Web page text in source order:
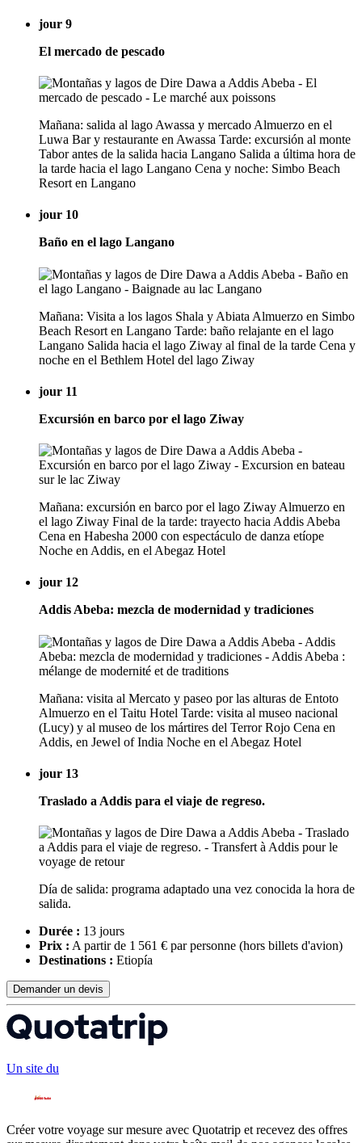
jour 9
El mercado de pescado
Mañana: salida al lago Awassa y mercado Almuerzo en el
Luwa Bar y restaurante en Awassa Tarde: excursión al monte
Tabor antes de la salida hacia Langano Salida a última hora de
la tarde hacia el lago Langano Cena y noche: Simbo Beach
Resort en Langano
jour 10
Baño en el lago Langano
Mañana: Visita a los lagos Shala y Abiata Almuerzo en Simbo
Beach Resort en Langano Tarde: baño relajante en el lago
Langano Salida hacia el lago Ziway al final de la tarde Cena y
noche en el Bethlem Hotel del lago Ziway
jour 11
Excursión en barco por el lago Ziway
Mañana: excursión en barco por el lago Ziway Almuerzo en
el lago Ziway Final de la tarde: trayecto hacia Addis Abeba
Cena en Habesha 2000 con espectáculo de danza etíope
Noche en Addis, en el Abegaz Hotel
jour 12
Addis Abeba: mezcla de modernidad y tradiciones
Mañana: visita al Mercato y paseo por las alturas de Entoto
Almuerzo en el Taitu Hotel Tarde: visita al museo nacional
(Lucy) y al museo de los mártires del Terror Rojo Cena en
Addis, en Jewel of India Noche en el Abegaz Hotel
jour 13
Traslado a Addis para el viaje de regreso.
Día de salida: programa adaptado una vez conocida la hora de
salida.
Durée : 13 jours
Prix : A partir de 1 561 € par personne (hors billets d'avion)
Destinations : Etiopía
Demander un devis
Un site du
Créer votre voyage sur mesure avec Quotatrip et recevez des offres